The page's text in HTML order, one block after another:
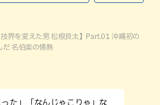
技界を変えた男 松根良太】Part.01 沖縄初の
だ 名伯楽の情熱
った」「なんじゃこりゃ」な